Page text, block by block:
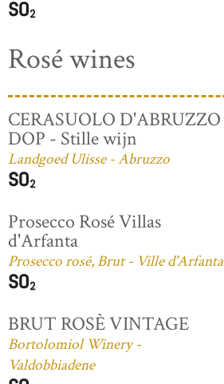
Rosé wines
CERASUOLO D'ABRUZZO
DOP - Stille wijn
Landgoed Ulisse - Abruzzo
Prosecco Rosé Villas
d'Arfanta
Prosecco rosé, Brut - Ville d'Arfanta
BRUT ROSÈ VINTAGE
Bortolomiol Winery -
Valdobbiadene